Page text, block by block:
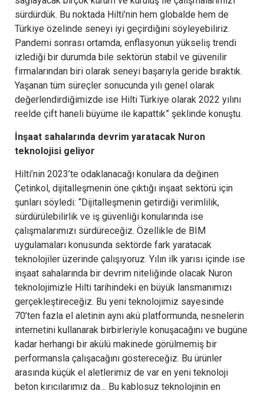
sürdürdük. Bu noktada Hilti’nin hem globalde hem de
Türkiye özelinde seneyi iyi geçirdiğini söyleyebiliriz.
Pandemi sonrası ortamda, enflasyonun yükseliş trendi
izlediği bir durumda bile sektörün stabil ve güvenilir
firmalarından biri olarak seneyi başarıyla geride bıraktık.
Yaşanan tüm süreçler sonucunda yılı genel olarak
değerlendirdiğimizde ise Hilti Türkiye olarak 2022 yılını
reelde çift haneli büyüme ile kapattık” şeklinde konuştu.
İnşaat sahalarında devrim yaratacak Nuron
teknolojisi geliyor
Hilti’nin 2023’te odaklanacağı konulara da değinen
Çetinkol, dijitalleşmenin öne çıktığı inşaat sektörü için
şunları söyledi: “Dijitalleşmenin getirdiği verimlilik,
sürdürülebilirlik ve iş güvenliği konularında ise
çalışmalarımızı sürdüreceğiz. Özellikle de BIM
uygulamaları konusunda sektörde fark yaratacak
teknolojiler üzerinde çalışıyoruz. Yılın ilk yarısı içinde ise
inşaat sahalarında bir devrim niteliğinde olacak Nuron
teknolojimizle Hilti tarihindeki en büyük lansmanımızı
gerçekleştireceğiz. Bu yeni teknolojimiz sayesinde
70’ten fazla el aletinin aynı akü platformunda, nesnelerin
internetini kullanarak birbirleriyle konuşacağını ve bugüne
kadar herhangi bir akülü makinede görülmemiş bir
performansla çalışacağını göstereceğiz. Bu ürünler
arasında küçük el aletlerimiz de var en yeni teknoloji
beton kırıcılarımız da… Bu kablosuz teknolojinin en